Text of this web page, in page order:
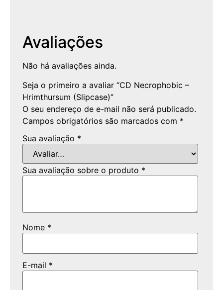
Avaliações
Não há avaliações ainda.
Seja o primeiro a avaliar “CD Necrophobic –
Hrimthursum (Slipcase)”
O seu endereço de e-mail não será publicado.
Campos obrigatórios são marcados com *
Sua avaliação *
Sua avaliação sobre o produto *
Nome *
E-mail *